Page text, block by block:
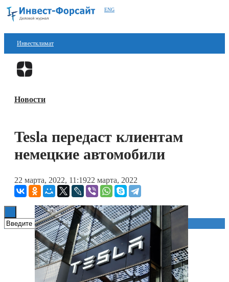
ENG
Инвестклимат
Финансы
Блокчейн
Книги
Новости
Tesla передаст клиентам
немецкие автомобили
22 марта, 2022, 11:1922 марта, 2022